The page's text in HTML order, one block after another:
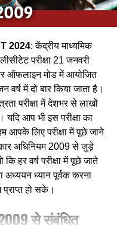
पोधे के कॉटों के बीच अपना
के घरों की दीवारों और फर्श
2024: केंद्रीय माध्यमिक
परीक्षा 21 जनवरी
ऑफलाइन मोड में आयोजित
वर्ष में दो बार किया जाता है।
परीक्षा में देशभर से लाखों
यदि आप भी इस परीक्षा का
आपके लिए परीक्षा में पूछे जाने
अधिनियम 2009 से जुड़े
हर वर्ष परीक्षा में पूछे जाते
अध्ययन ध्यान पूर्वक करना
प्राप्त हो सके।
2009 से संबंधित